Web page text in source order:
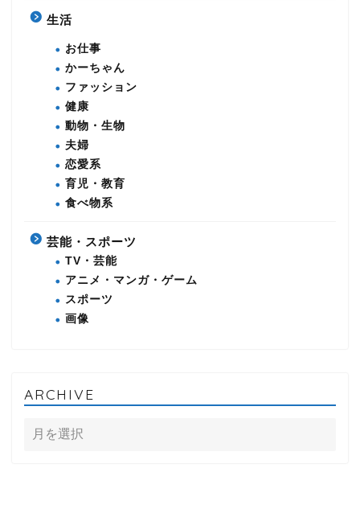
生活
お仕事
かーちゃん
ファッション
健康
動物・生物
夫婦
恋愛系
育児・教育
食べ物系
芸能・スポーツ
TV・芸能
アニメ・マンガ・ゲーム
スポーツ
画像
ARCHIVE